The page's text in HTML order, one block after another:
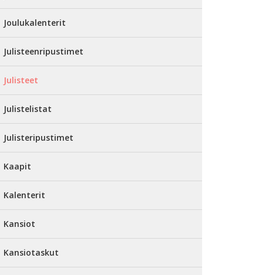
Joulukalenterit
Julisteenripustimet
Julisteet
Julistelistat
Julisteripustimet
Kaapit
Kalenterit
Kansiot
Kansiotaskut